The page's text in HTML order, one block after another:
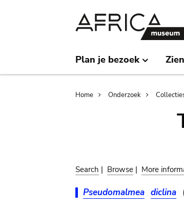
Plan je bezoek
Breadcrumb
Home Onderzoek
Search | Browse | More
Pseudomalmea diclina